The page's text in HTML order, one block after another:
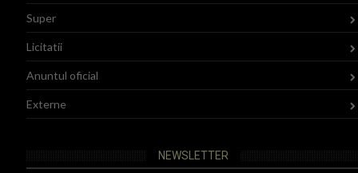
Super
Licitatii
Anuntul oficial
Externe
NEWSLETTER